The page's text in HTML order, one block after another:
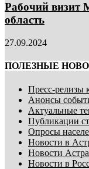
Рабочий визит
область
27.09.2024
ПОЛЕЗНЫЕ
Пресс-релизы
Анонсы
Актуальные
Публикации
Опросы
Новости в
Новости
Новости в